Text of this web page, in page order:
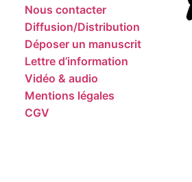
Nous contacter
Diffusion/Distribution
Déposer un manuscrit
Lettre d’information
Vidéo & audio
Mentions légales
CGV